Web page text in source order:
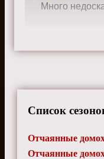
Много
Список
Отчаянные
Отчаянные